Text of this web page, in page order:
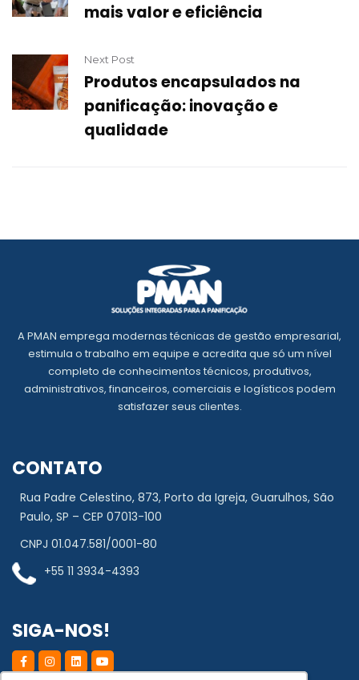
mais valor e eficiência
Next Post
Produtos encapsulados na
panificação: inovação e
qualidade
A PMAN emprega modernas técnicas de gestão empresarial,
estimula o trabalho em equipe e acredita que só um nível
completo de conhecimentos técnicos, produtivos,
administrativos, financeiros, comerciais e logísticos podem
satisfazer seus clientes.
CONTATO
Rua Padre Celestino, 873, Porto da Igreja, Guarulhos, São
Paulo, SP – CEP 07013-100
CNPJ 01.047.581/0001-80
+55 11 3934-4393
SIGA-NOS!